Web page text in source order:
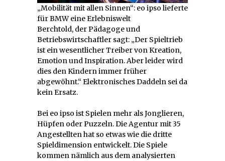
„Mobilität mit allen Sinnen“: eo ipso lieferte
für BMW eine Erlebniswelt
Berchtold, der Pädagoge und
Betriebswirtschaftler sagt: „Der Spieltrieb
ist ein wesentlicher Treiber von Kreation,
Emotion und Inspiration. Aber leider wird
dies den Kindern immer früher
abgewöhnt.“ Elektronisches Daddeln sei da
kein Ersatz.
Bei eo ipso ist Spielen mehr als Jonglieren,
Hüpfen oder Puzzeln. Die Agentur mit 35
Angestellten hat so etwas wie die dritte
Spieldimension entwickelt. Die Spiele
kommen nämlich aus dem analysierten